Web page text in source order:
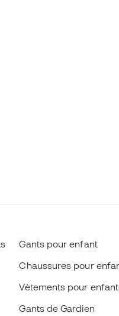
Gants pour enfant
Chaussures pour
Vètements pour
Gants de Gardien